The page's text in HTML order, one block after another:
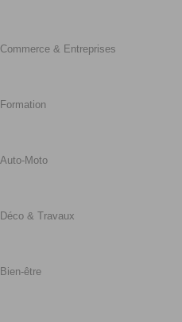
Commerce & Entreprises
Formation
Auto-Moto
Déco & Travaux
Bien-être